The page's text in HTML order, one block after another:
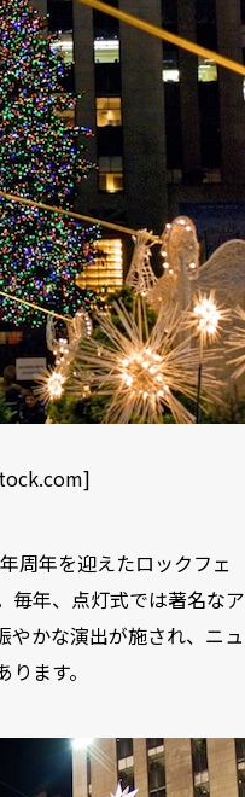
]
周年を迎えたロックフェ
毎年、点灯式では著名なア
やかな演出が施され、ニュ
ます。